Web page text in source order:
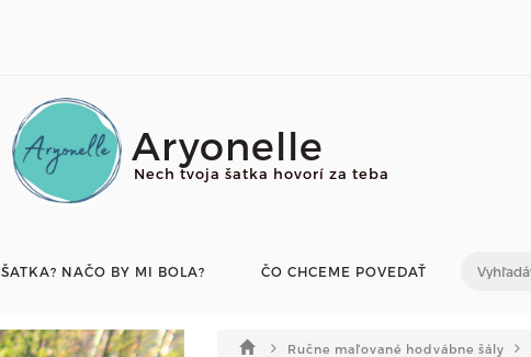
Aryonelle
Nech tvoja šatka hovorí za teba
ŠATKA? NAČO BY MI BOLA? ČO CHCEME POVEDAŤ
Ručne maľované hodvábne šály